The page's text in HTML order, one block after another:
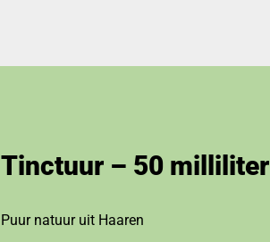
Tinctuur – 50 milliliter
Puur natuur uit Haaren